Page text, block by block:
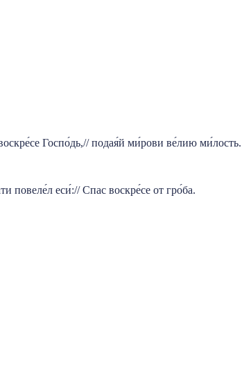
Госпо́дь,// подая́й ми́рови ве́лию ми́лость.
повеле́л еси́:// Спас воскре́се от гро́ба.